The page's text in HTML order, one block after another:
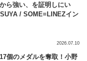
ら強い、を証明しにい
/ SOME≡LINEZイン
個のメダルを奪取！小野
2026.07.10